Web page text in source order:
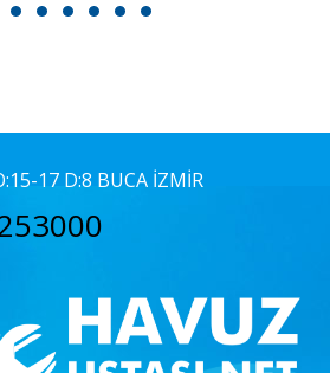
2 3 4 5 6 7
17 D:8 BUCA İZMIR